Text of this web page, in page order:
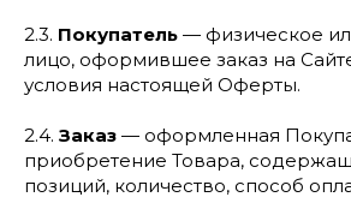
2.3. Покупатель — физическое
лицо, оформившее заказ на
условия настоящей Оферты.
2.4. Заказ — оформленная
приобретение Товара,
позиций, количество, способ